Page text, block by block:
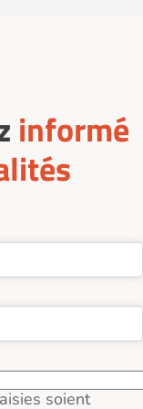
informé
soient